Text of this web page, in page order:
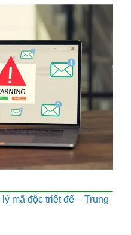
mã độc triệt để – Trung